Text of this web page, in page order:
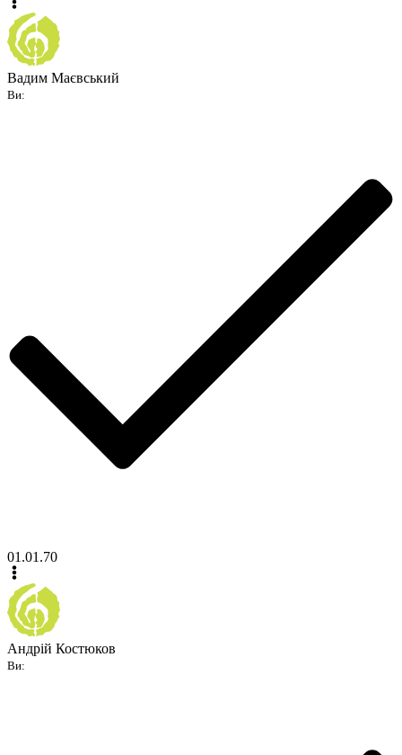
Вадим Маєвський
Ви:
01.01.70
Андрій Костюков
Ви: